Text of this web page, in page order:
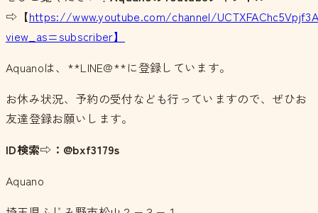
⇨【https://www.youtube.com/channel/
view_as=subscriber】
Aquanoは、**LINE@**に登録しています。
お休み状況、予約の受付なども行っていますので、ぜひお
友達登録お願いします。
ID検索⇨：@bxf3179s
Aquano